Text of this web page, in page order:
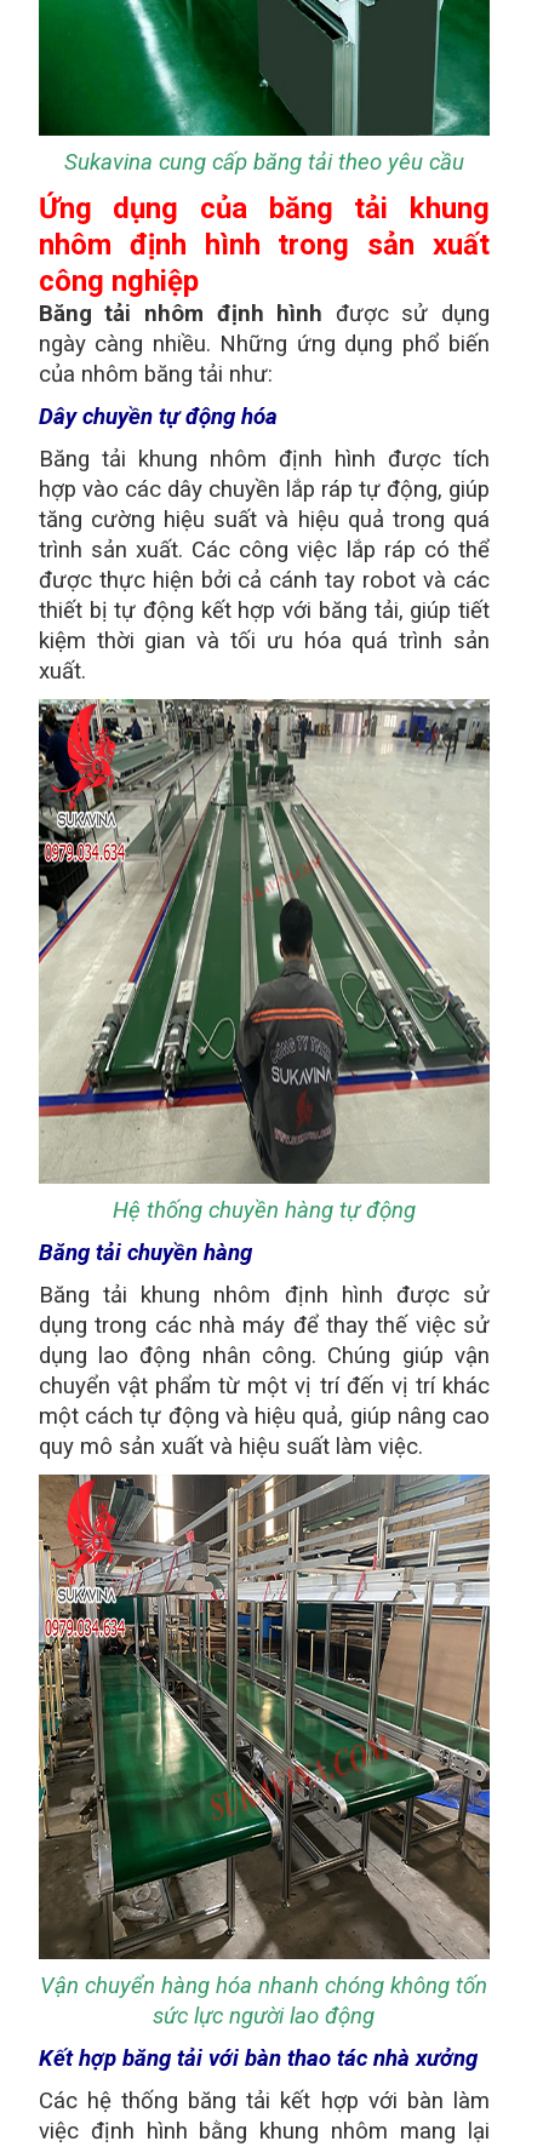
Sukavina cung cấp băng tải theo yêu cầu
Ứng dụng của băng tải khung
nhôm định hình trong sản xuất
công nghiệp
Băng tải nhôm định hình được sử dụng
ngày càng nhiều. Những ứng dụng phổ biến
của nhôm băng tải như:
Dây chuyền tự động hóa
Băng tải khung nhôm định hình được tích
hợp vào các dây chuyền lắp ráp tự động, giúp
tăng cường hiệu suất và hiệu quả trong quá
trình sản xuất. Các công việc lắp ráp có thể
được thực hiện bởi cả cánh tay robot và các
thiết bị tự động kết hợp với băng tải, giúp tiết
kiệm thời gian và tối ưu hóa quá trình sản
xuất.
Hệ thống chuyền hàng tự động
Băng tải chuyền hàng
Băng tải khung nhôm định hình được sử
dụng trong các nhà máy để thay thế việc sử
dụng lao động nhân công. Chúng giúp vận
chuyển vật phẩm từ một vị trí đến vị trí khác
một cách tự động và hiệu quả, giúp nâng cao
quy mô sản xuất và hiệu suất làm việc.
Vận chuyển hàng hóa nhanh chóng không tốn
sức lực người lao động
Kết hợp băng tải với bàn thao tác nhà xưởng
Các hệ thống băng tải kết hợp với bàn làm
việc định hình bằng khung nhôm mang lại